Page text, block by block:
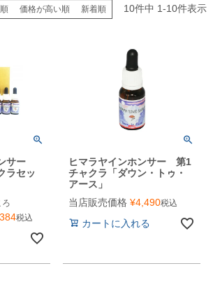
価格が高い順 新着順 10件中 1-10件表示
サー
ラセッ
ろ
税込
ヒマラヤインホンサー 第1
チャクラ「ダウン・トゥ・
アース」
当店販売価格 ¥4,490税込
カートに入れる